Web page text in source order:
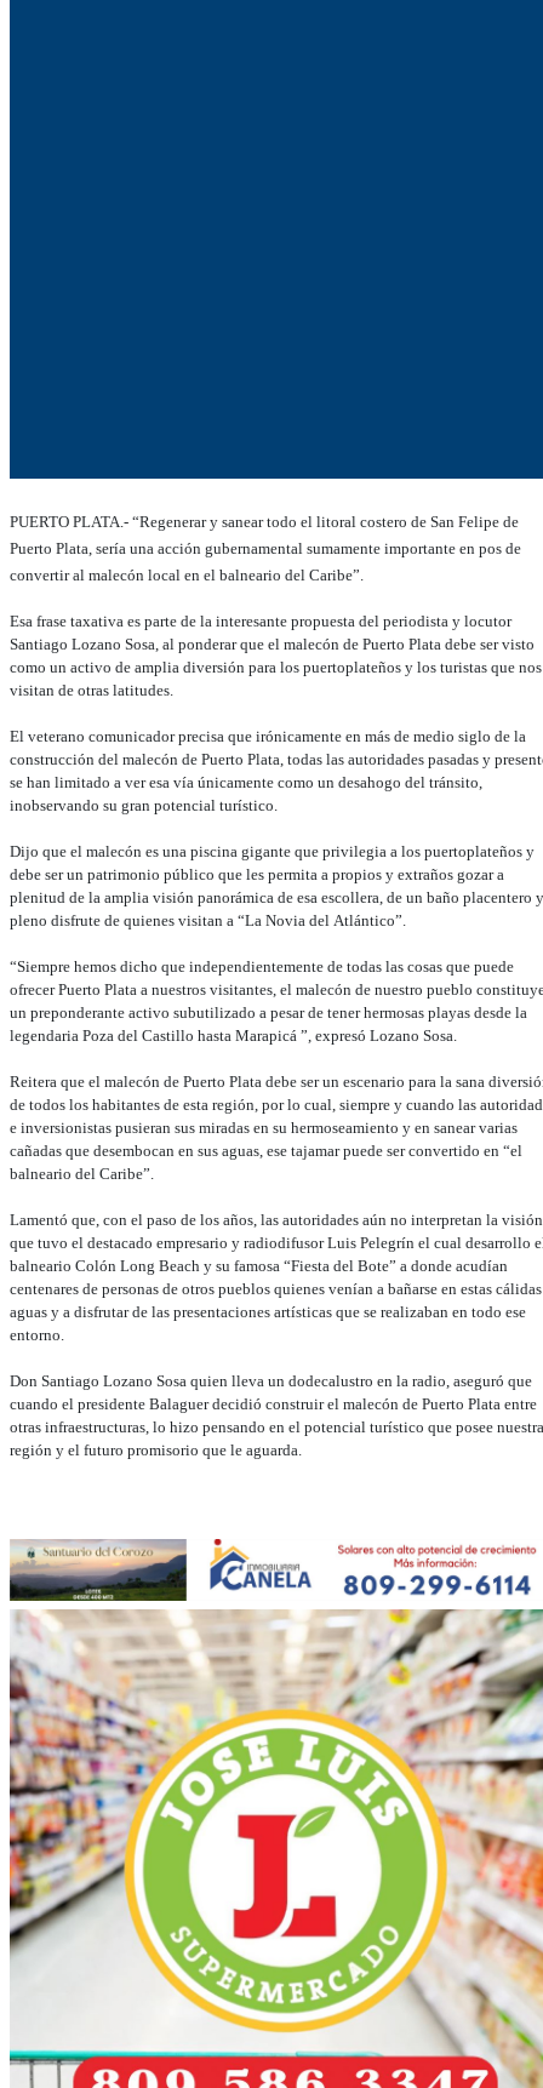
PUERTO PLATA.- “Regenerar y sanear todo el litoral costero de San Felipe de
Puerto Plata, sería una acción gubernamental sumamente importante en pos de
convertir al malecón local en el balneario del Caribe”.
Esa frase taxativa es parte de la interesante propuesta del periodista y locutor
Santiago Lozano Sosa, al ponderar que el malecón de Puerto Plata debe ser visto
como un activo de amplia diversión para los puertoplateños y los turistas que nos
visitan de otras latitudes.
El veterano comunicador precisa que irónicamente en más de medio siglo de la
construcción del malecón de Puerto Plata, todas las autoridades pasadas y
se han limitado a ver esa vía únicamente como un desahogo del tránsito,
inobservando su gran potencial turístico.
Dijo que el malecón es una piscina gigante que privilegia a los puertoplateños y
debe ser un patrimonio público que les permita a propios y extraños gozar a
plenitud de la amplia visión panorámica de esa escollera, de un baño placentero
pleno disfrute de quienes visitan a “La Novia del Atlántico”.
“Siempre hemos dicho que independientemente de todas las cosas que puede
ofrecer Puerto Plata a nuestros visitantes, el malecón de nuestro pueblo
un preponderante activo subutilizado a pesar de tener hermosas playas desde la
legendaria Poza del Castillo hasta Marapicá ”, expresó Lozano Sosa.
Reitera que el malecón de Puerto Plata debe ser un escenario para la sana
de todos los habitantes de esta región, por lo cual, siempre y cuando las
e inversionistas pusieran sus miradas en su hermoseamiento y en sanear varias
cañadas que desembocan en sus aguas, ese tajamar puede ser convertido en “el
balneario del Caribe”.
Lamentó que, con el paso de los años, las autoridades aún no interpretan la visión
que tuvo el destacado empresario y radiodifusor Luis Pelegrín el cual desarrollo
balneario Colón Long Beach y su famosa “Fiesta del Bote” a donde acudían
centenares de personas de otros pueblos quienes venían a bañarse en estas cálidas
aguas y a disfrutar de las presentaciones artísticas que se realizaban en todo ese
entorno.
Don Santiago Lozano Sosa quien lleva un dodecalustro en la radio, aseguró que
cuando el presidente Balaguer decidió construir el malecón de Puerto Plata entre
otras infraestructuras, lo hizo pensando en el potencial turístico que posee nuestra
región y el futuro promisorio que le aguarda.